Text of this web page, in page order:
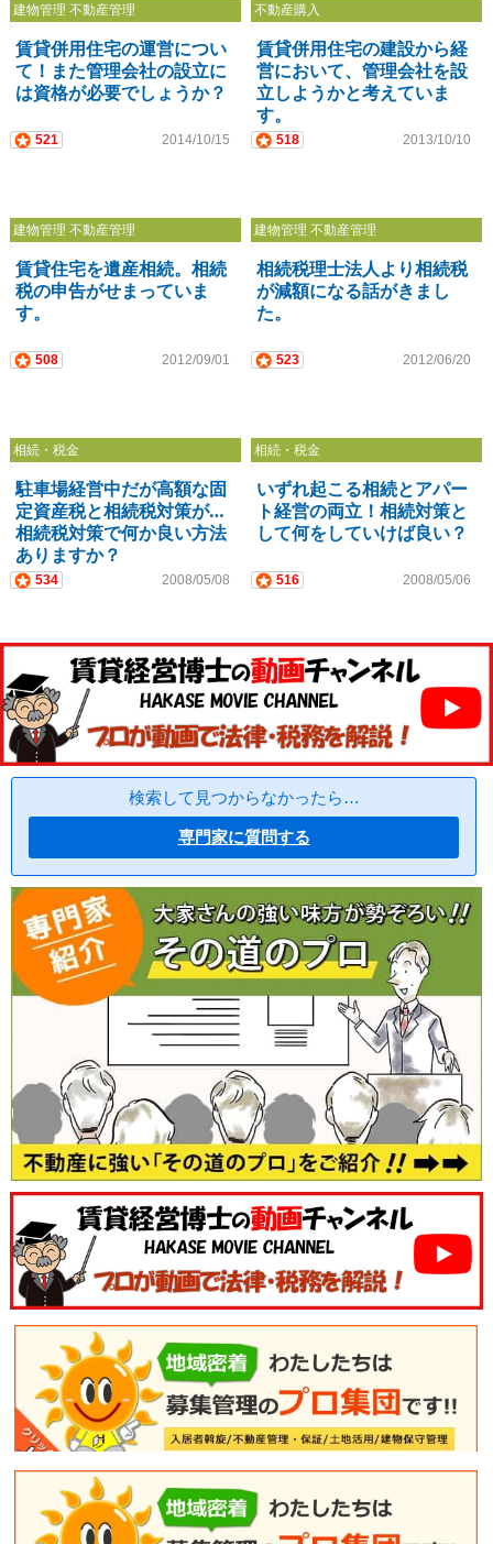
建物管理 不動産管理
賃貸併用住宅の運営につい
て！また管理会社の設立に
は資格が必要でしょうか？
521 2014/10/15
不動産購入
賃貸併用住宅の建設から経
営において、管理会社を設
立しようかと考えていま
す。
518 2013/10/10
建物管理 不動産管理
賃貸住宅を遺産相続。相続
税の申告がせまっていま
す。
508 2012/09/01
建物管理 不動産管理
相続税理士法人より相続税
が減額になる話がきまし
た。
523 2012/06/20
相続・税金
駐車場経営中だが高額な固
定資産税と相続税対策が…
相続税対策で何か良い方法
ありますか？
534 2008/05/08
相続・税金
いずれ起こる相続とアパー
ト経営の両立！相続対策と
して何をしていけば良い？
516 2008/05/06
検索して見つからなかったら…
専門家に質問する